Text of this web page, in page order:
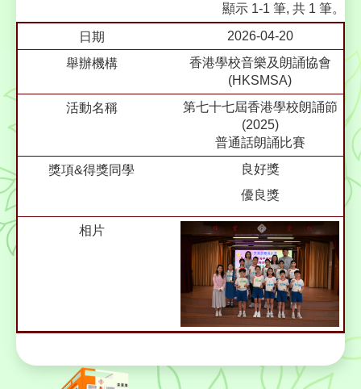
顯示 1-1 筆, 共 1 筆。
2026-04-20
香港學校音樂及朗誦協會
(HKSMSA)
第七十七屆香港學校朗誦節
(2025)
普通話朗誦比賽
良好獎
優良獎